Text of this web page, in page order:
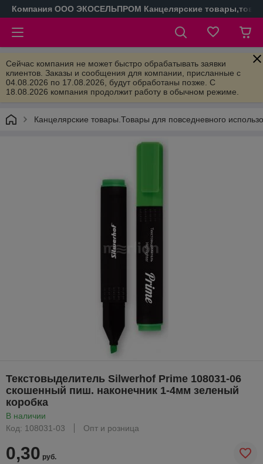
Компания ООО ЭКОСЕЛЬПРОМ Канцелярские
Сейчас компания не может быстро обрабатывать заявки
клиентов. Заказы и сообщения для компании, присланные с
04.08.2026 по 17.08.2026, будут обработаны позже. С
18.08.2026 компания продолжит работу в обычном режиме.
Канцелярские товары.Товары для повседневного
Текстовыделитель Silwerhof Prime 108031-06
скошенный пиш. наконечник 1-4мм зеленый
коробка
В наличии
Код: 108031-03
Опт и розница
0,30 руб.